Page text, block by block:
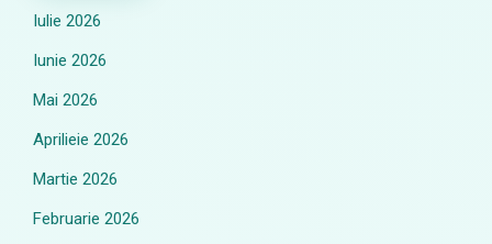
Iulie 2026
Iunie 2026
Mai 2026
Aprilieie 2026
Martie 2026
Februarie 2026